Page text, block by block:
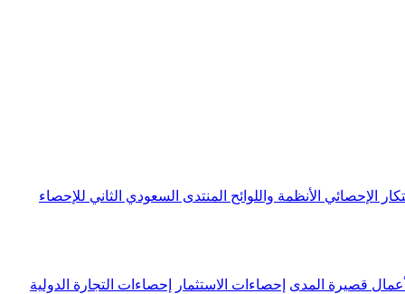
الإحصائي الأنظمة واللوائح المنتدى السعودي الثاني للإحصاء
قصيرة المدى إحصاءات الاستثمار إحصاءات التجارة الدولية